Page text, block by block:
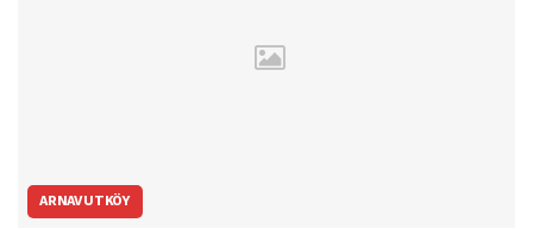
ARNAVUTKÖY